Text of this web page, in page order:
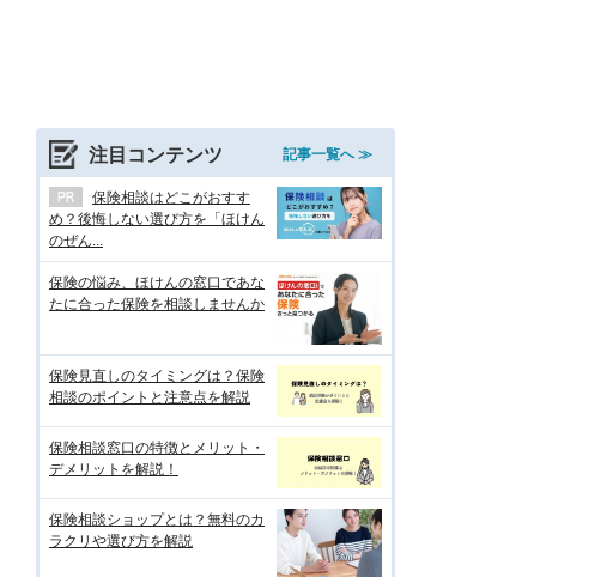
注目コンテンツ 記事一覧へ ≫
保険相談はどこがおすす
め？後悔しない選び方を「ほけん
のぜん...
保険の悩み、ほけんの窓口であな
たに合った保険を相談しませんか
保険見直しのタイミングは？保険
相談のポイントと注意点を解説
保険相談窓口の特徴とメリット・
デメリットを解説！
保険相談ショップとは？無料のカ
ラクリや選び方を解説